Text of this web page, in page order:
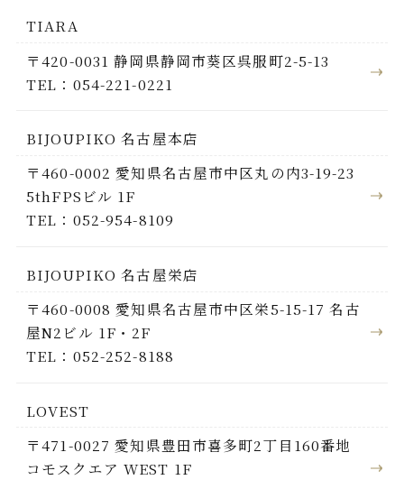
TIARA
〒420-0031 静岡県静岡市葵区呉服町2-5-13
TEL：054-221-0221
BIJOUPIKO 名古屋本店
〒460-0002 愛知県名古屋市中区丸の内3-19-23
5thFPSビル 1F
TEL：052-954-8109
BIJOUPIKO 名古屋栄店
〒460-0008 愛知県名古屋市中区栄5-15-17 名古
屋N2ビル 1F・2F
TEL：052-252-8188
LOVEST
〒471-0027 愛知県豊田市喜多町2丁目160番地
コモスクエア WEST 1F